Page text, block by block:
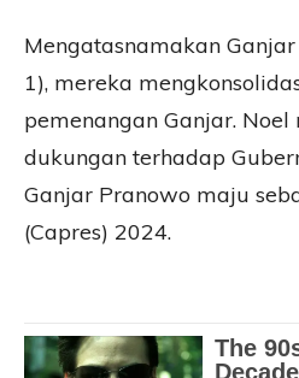
Mengatasnamakan
1), mereka
pemenangan Ganjar. Noel
dukungan terhadap
Ganjar Pranowo maju
(Capres) 2024.